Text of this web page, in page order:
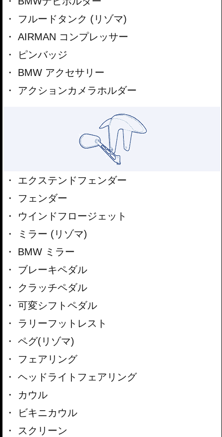
フルードタンク (リゾマ)
AIRMAN コンプレッサー
ピンバッジ
BMW アクセサリー
アクションカメラホルダー
エクステンドフェンダー
フェンダー
ウインドフロージェット
ミラー (リゾマ)
BMW ミラー
ブレーキペダル
クラッチペダル
可変シフトペダル
ラリーフットレスト
ペグ(リゾマ)
フェアリング
ヘッドライトフェアリング
カウル
ビキニカウル
スクリーン